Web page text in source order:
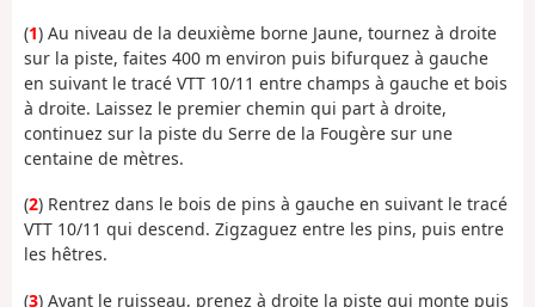
(1) Au niveau de la deuxième borne Jaune, tournez à droite
sur la piste, faites 400 m environ puis bifurquez à gauche
en suivant le tracé VTT 10/11 entre champs à gauche et bois
à droite. Laissez le premier chemin qui part à droite,
continuez sur la piste du Serre de la Fougère sur une
centaine de mètres.
(2) Rentrez dans le bois de pins à gauche en suivant le tracé
VTT 10/11 qui descend. Zigzaguez entre les pins, puis entre
les hêtres.
(3) Avant le ruisseau, prenez à droite la piste qui monte puis